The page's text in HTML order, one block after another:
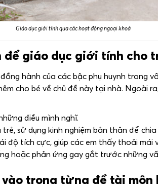
Giáo dục giới tính qua các hoạt động ngoại khoá
để giáo dục giới tính cho
hành của các bậc phụ huynh trong
cho bé về chủ đề này tại nhà. Ngoài
điều mình nghĩ.
sử dụng kinh nghiệm bản thân để chia
độ tích cực, giúp các em thấy thoải mái
hoặc phản ứng gay gắt trước những
trong từng đề tài môn